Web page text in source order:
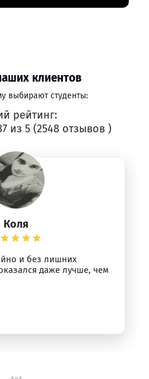
клиентов
выбирают студенты:
рейтинг:
из 5 (2548 отзывов )
Коля
и без лишних
даже лучше, чем